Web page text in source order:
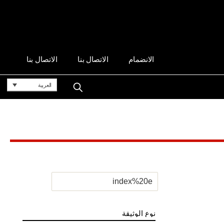
الانضمام الاتصال بنا الاتصال بنا
العربية